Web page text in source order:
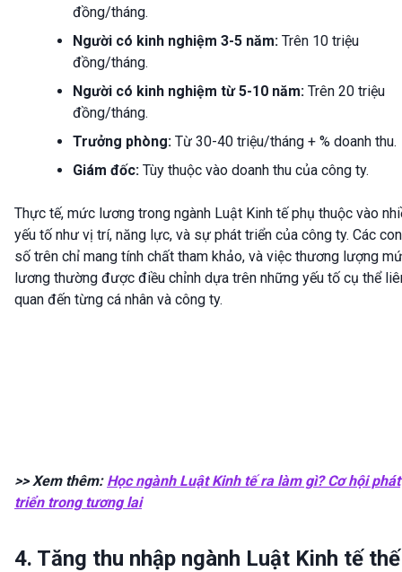
đồng/tháng.
Người có kinh nghiệm 3-5 năm: Trên 10 triệu
đồng/tháng.
Người có kinh nghiệm từ 5-10 năm: Trên 20 triệu
đồng/tháng.
Trưởng phòng: Từ 30-40 triệu/tháng + % doanh thu.
Giám đốc: Tùy thuộc vào doanh thu của công ty.
Thực tế, mức lương trong ngành Luật Kinh tế phụ thuộc vào
yếu tố như vị trí, năng lực, và sự phát triển của công ty. Các con
số trên chỉ mang tính chất tham khảo, và việc thương lượng
lương thường được điều chỉnh dựa trên những yếu tố cụ thể
quan đến từng cá nhân và công ty.
>> Xem thêm: Học ngành Luật Kinh tế ra làm gì? Cơ hội phát
triển trong tương lai
4. Tăng thu nhập ngành Luật Kinh tế thế